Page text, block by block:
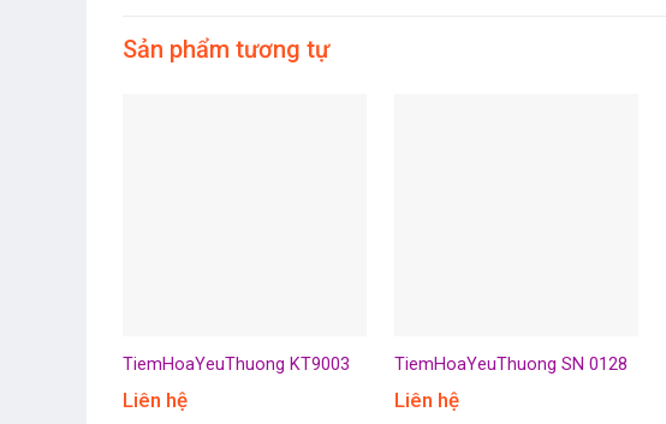
Sản phẩm tương tự
TiemHoaYeuThuong KT9003
Liên hệ
TiemHoaYeuThuong SN 0128
Liên hệ